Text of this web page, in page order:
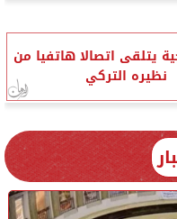
يتلقى اتصالا هاتفيا من
نظيره التركي